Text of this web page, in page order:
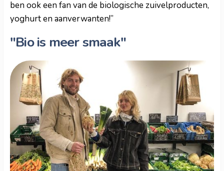
ben ook een fan van de biologische zuivelproducten,
yoghurt en aanverwanten!”
"Bio is meer smaak"